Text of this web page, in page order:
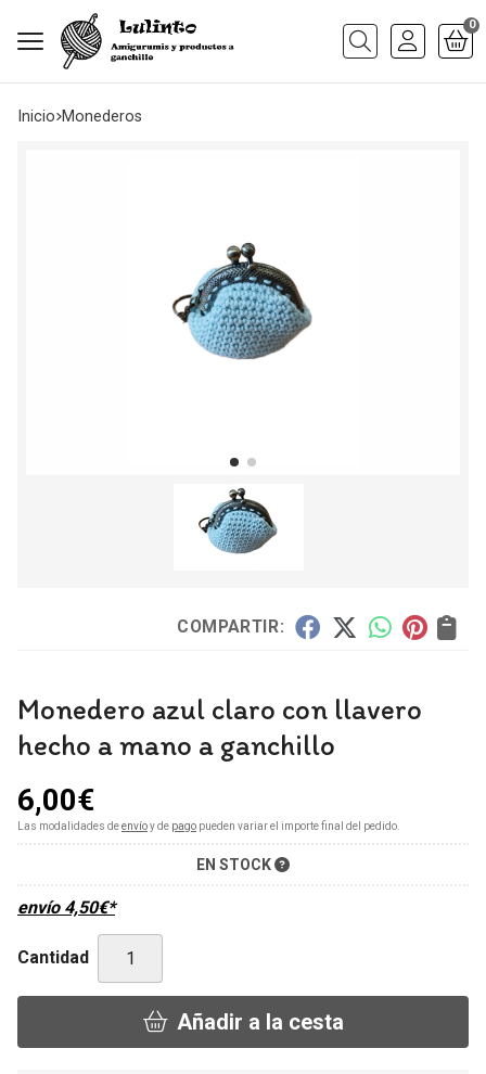
Buscar
0
Inicio monederos
COMPARTIR:
Monedero azul claro con llavero
hecho a mano a ganchillo
6,00€
Las modalidades deenvíoy de pago pueden variar el importe final del pedido.
EN STOCK
envío 4,50€*
Cantidad
Añadir a la cesta